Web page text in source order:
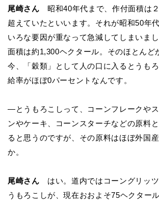
尾崎さん
昭和40年代まで、作付面積は
超えていたといいます。それが昭和50年
いろな要因が重なって急減してしまいま
面積は約1,300ヘクタール。そのほとんど
今、「穀類」として人の口に入るとうも
給率がほぼ0パーセントなんです。
―とうもろこしって、コーンフレークや
ンやケーキ、コーンスターチなどの原料
ると思うのですが、その原料はほぼ外国
か。
尾崎さん はい。道内ではコーングリッ
うもろこしが、現在おおよそ75ヘクター